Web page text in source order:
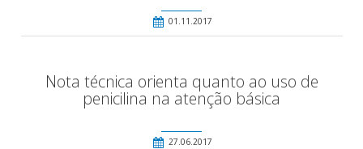
01.11.2017
Nota técnica orienta quanto ao uso de
penicilina na atenção básica
27.06.2017